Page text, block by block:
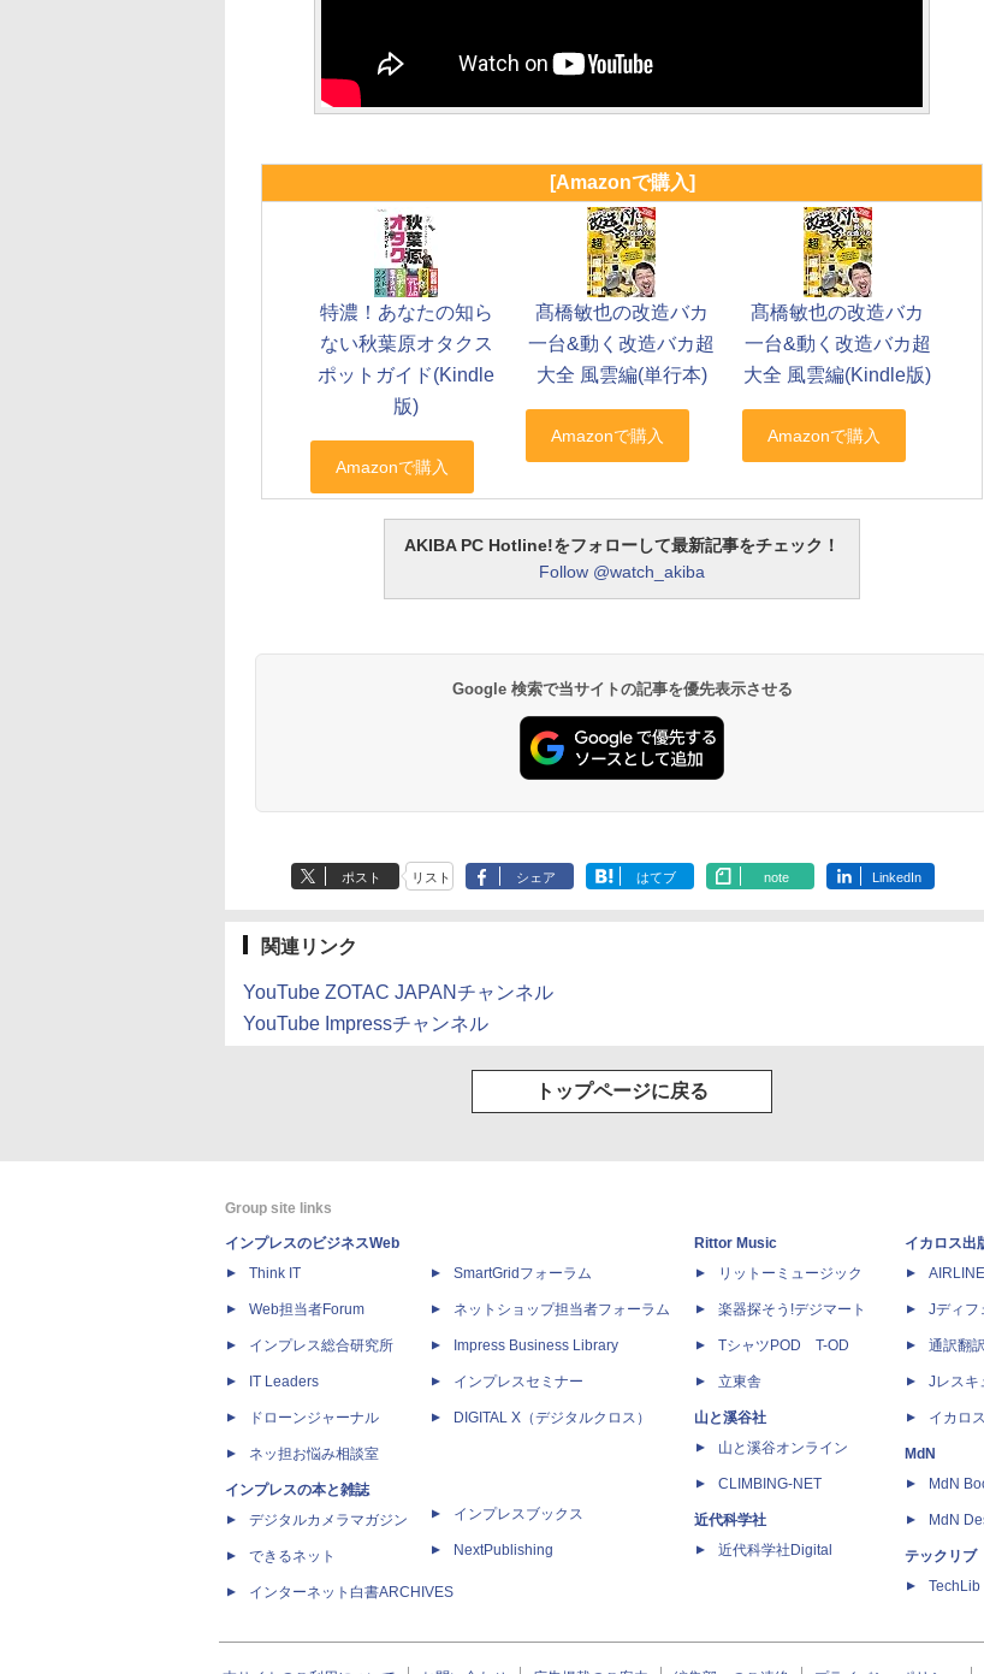
[Amazonで購入]
特濃！あなたの知ら
ない秋葉原オタクス
ポットガイド(Kindle
版)
髙橋敏也の改造バカ
一台&動く改造バカ超
大全 風雲編(単行本)
髙橋敏也の改造バカ
一台&動く改造バカ超
大全 風雲編(Kindle版)
AKIBA PC Hotline!をフォローして最新記事をチェック！
Follow @watch_akiba
Google 検索で当サイトの記事を優先表示させる
ポスト リスト シェア はてブ note LinkedIn
関連リンク
YouTube ZOTAC JAPANチャンネル
YouTube Impressチャンネル
トップページに戻る
Group site links
インプレスのビジネスWeb
Think IT
Web担当者Forum
インプレス総合研究所
IT Leaders
ドローンジャーナル
ネッ担お悩み相談室
インプレスの本と雑誌
デジタルカメラマガジン
できるネット
インターネット白書ARCHIVES
SmartGridフォーラム
ネットショップ担当者フォーラム
Impress Business Library
インプレスセミナー
DIGITAL X（デジタルクロス）
インプレスブックス
NextPublishing
Rittor Music
リットーミュージック
楽器探そう!デジマート
TシャツPOD T-OD
立東舎
山と溪谷社
山と溪谷オンライン
CLIMBING-NET
近代科学社
近代科学社Digital
イカロス出
Jディフ
通訳翻
Jレスキ
イカロ
MdN
MdN
MdN
テックリブ
TechLib